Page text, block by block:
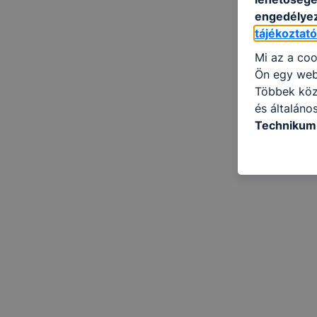
Mi az a
Ön egy
Többek
és
így
ismét
tudja
Felhívjuk
lesznek